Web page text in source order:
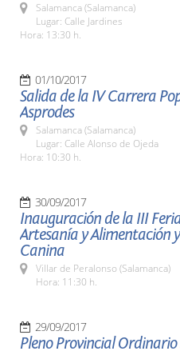
Salamanca (Salamanca)
Lugar: Calle Jardines
Hora: 13:30 h.
01/10/2017
Salida de la IV Carrera
Asprodes
Salamanca (Salamanca)
Lugar: Calle Alonso de Ojeda
Hora: 10:30 h.
30/09/2017
Inauguración de la III
Artesanía y Alimentación
Canina
Villar de Peralonso (Salamanca)
Hora: 11:30 h.
29/09/2017
Pleno Provincial